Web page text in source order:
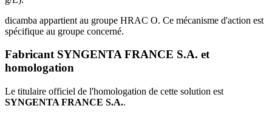
dicamba appartient au groupe HRAC O. Ce mécanisme d'action est
spécifique au groupe concerné.
Fabricant SYNGENTA FRANCE S.A. et
homologation
Le titulaire officiel de l'homologation de cette solution est
SYNGENTA FRANCE S.A..